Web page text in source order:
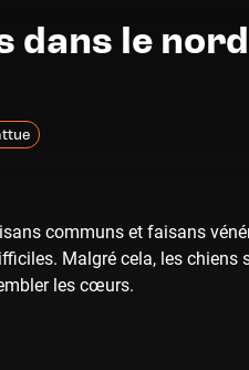
le
communs et faisans
Malgré cela, les chiens
les cœurs.